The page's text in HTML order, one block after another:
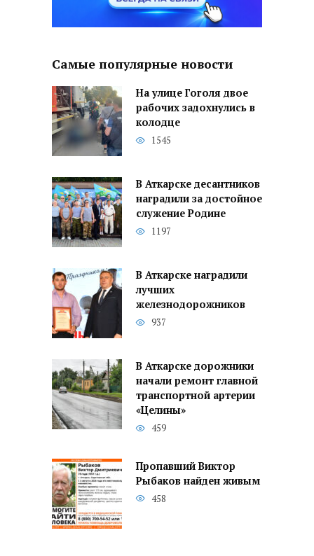
Самые популярные новости
На улице Гоголя двое
рабочих задохнулись в
колодце
1545
В Аткарске десантников
наградили за достойное
служение Родине
1197
В Аткарске наградили
лучших
железнодорожников
937
В Аткарске дорожники
начали ремонт главной
транспортной артерии
«Целины»
459
Пропавший Виктор
Рыбаков найден живым
458